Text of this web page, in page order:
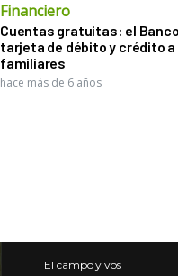
Financiero
Cuentas gratuitas: el
tarjeta de débito y crédito
familiares
hace más de 6 años
El campo y vos